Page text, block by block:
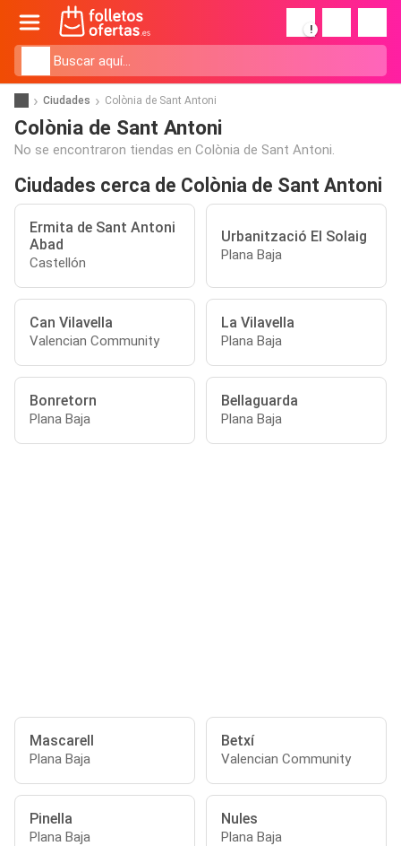
!
Ciudades Colònia de Sant Antoni
Colònia de Sant Antoni
No se encontraron tiendas en Colònia de Sant Antoni.
Ciudades cerca de Colònia de Sant Antoni
Ermita de Sant Antoni
Abad
Castellón
Urbanització El Solaig
Plana Baja
Can Vilavella
Valencian Community
La Vilavella
Plana Baja
Bonretorn
Plana Baja
Bellaguarda
Plana Baja
Mascarell
Plana Baja
Betxí
Valencian Community
Pinella
Plana Baja
Nules
Plana Baja